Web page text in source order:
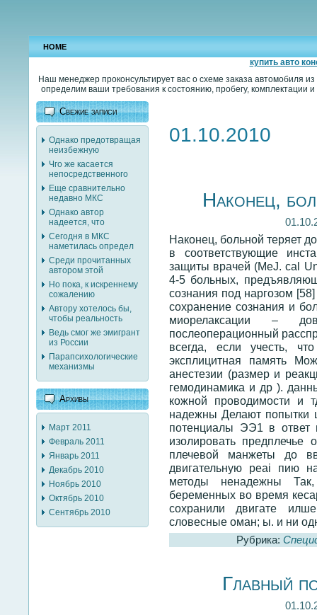
HOME
купить авто
Наш менеджер проконсультирует вас о схеме заказа автомобиля из
определим ваши требования к состоянию, пробегу, комплектации
Свежие записи
Однако предотвращая
неизбежную
Чго же касается
непосредственного
Еще сравнительно
недавно МКС
Однако автор
надеется, что
Сегодня в МКС
наметилась определ
Среди прочитанных
автором этой
Но пока, к искреннему
сожалению
Автору хотелось бы,
чтобы реальность
Ведь смог же эмигрант
из России
Парапсихологические
механизмы
Архивы
Март 2011
Февраль 2011
Январь 2011
Декабрь 2010
Ноябрь 2010
Октябрь 2010
Сентябрь 2010
01.10.2010
Наконец,
Наконец, больной теряет
в соответствующие
защиты врачей (MeJ. cal
4-5 больных,
сознания под наргозом
сохранение сознания и
миорелаксации –
послеоперационный
всегда, если учесть,
эксплицитная память
анестезии (размер и
гемодинамика и др ).
кожной проводимости и
надежны Делают попытки
потенциалы ЭЭ1 в
изолировать предплечье
плечевой манжеты до
двигательную peai пию
методы ненадежны
беременных во время
сохранили двигате
словесные оман; ы. и ни
Рубрика:
Главный